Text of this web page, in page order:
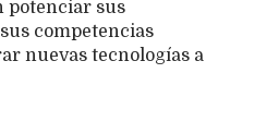
potenciar sus
competencias
nuevas tecnologías a